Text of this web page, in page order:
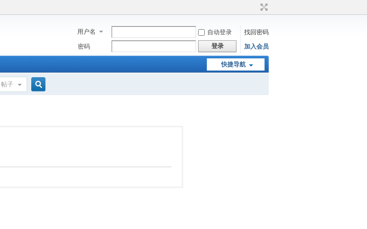
用户名 自动登录
找回密码
密码
登录 加入会员
快捷导航
帖子